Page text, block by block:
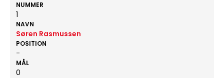
NUMMER
1
NAVN
Søren Rasmussen
POSITION
-
MÅL
0